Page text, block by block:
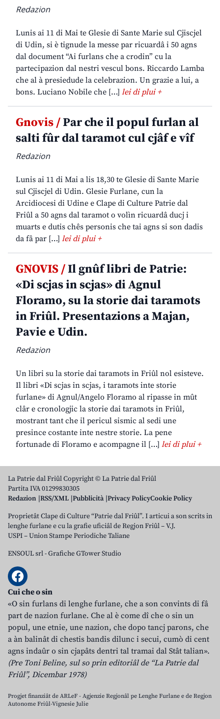
Redazion
Lunis ai 11 di Mai te Glesie di Sante Marie sul Cjiscjel
di Udin, si è tignude la messe par ricuardâ i 50 agns
dal document “Ai furlans che a crodin” cu la
partecipazion dal nestri vescul bons. Riccardo Lamba
che al à presiedude la celebrazion. Un grazie a lui, a
bons. Luciano Nobile che […] lei di plui +
Gnovis /Par che il popul furlan al
salti fûr dal taramot cul cjâf e vîf
Redazion
Lunis ai 11 di Mai a lis 18,30 te Glesie di Sante Marie
sul Cjiscjel di Udin. Glesie Furlane, cun la
Arcidiocesi di Udine e Clape di Culture Patrie dal
Friûl a 50 agns dal taramot o volìn ricuardâ ducj i
muarts e dutis chês personis che tai agns si son dadis
da fâ par […] lei di plui +
GNOVIS /Il gnûf libri de Patrie:
«Di scjas in scjas» di Agnul
Floramo, su la storie dai taramots
in Friûl. Presentazions a Majan,
Pavie e Udin.
Redazion
Un libri su la storie dai taramots in Friûl nol esisteve.
Il libri «Di scjas in scjas, i taramots inte storie
furlane» di Agnul/Angelo Floramo al ripasse in mût
clâr e cronologjic la storie dai taramots in Friûl,
mostrant tant che il pericul sismic al sedi une
presince costante inte nestre storie. La pene
fortunade di Floramo e acompagne il […] lei di plui +
La Patrie dal Friûl Copyright © La Patrie dal Friûl
Partita IVA 01299830305
Redazion RSS/XML Pubblicità Privacy PolicyCookie Policy
Proprietât Clape di Culture “Patrie dal Friûl”. I articui a son scrits in
lenghe furlane e cu la grafie uficiâl de Regjon Friûl – V.J.
USPI – Union Stampe Periodiche Taliane
ENSOUL srl-Grafiche GTower Studio
Cui che o sin
«O sin furlans di lenghe furlane, che a son convints di fâ
part de nazion furlane. Che al è come dî che o sin un
popul, une etnie, une nazion, che dopo tancj parons, che
a àn balinât di chestis bandis dilunc i secui, cumò di cent
agns indaûr o sin cjapâts dentri tal tramai dal Stât talian».
(Pre Toni Beline, sul so prin editoriâl de “La Patrie dal
Friûl”, Dicembar 1978)
Progjet finanziât de ARLeF - Agjenzie Regjonâl pe Lenghe Furlane e de Regjon
Autonome Friûl-Vignesie Julie